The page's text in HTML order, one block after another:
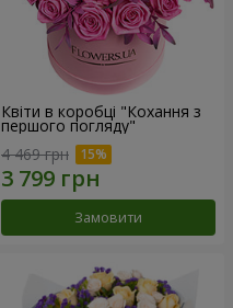
Квіти в коробці "Кохання з
першого погляду"
4 469 грн
Замовити